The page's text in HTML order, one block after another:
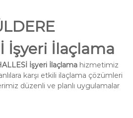
İşyeri İlaçlama
İşyeri İlaçlamahizmetimiz
karşı etkili ilaçlama çözümleri
düzenli ve planlı uygulamalar